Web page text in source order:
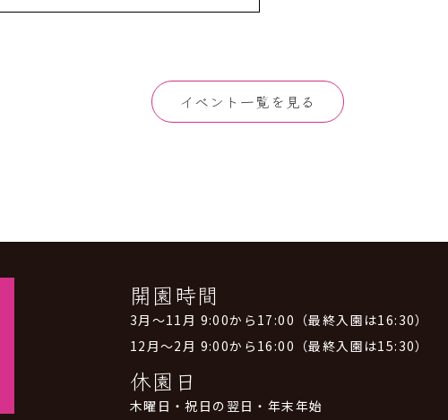
イベント一覧を見る
開園時間
3月～11月 9:00から17:00（最終入園は16:30）
12月～2月 9:00から16:00（最終入園は15:30）
休園日
木曜日・祝日の翌日・年末年始